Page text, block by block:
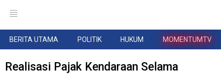
BERITA UTAMA POLITIK HUKUM MOMENTUMTV
Realisasi Pajak Kendaraan Selama